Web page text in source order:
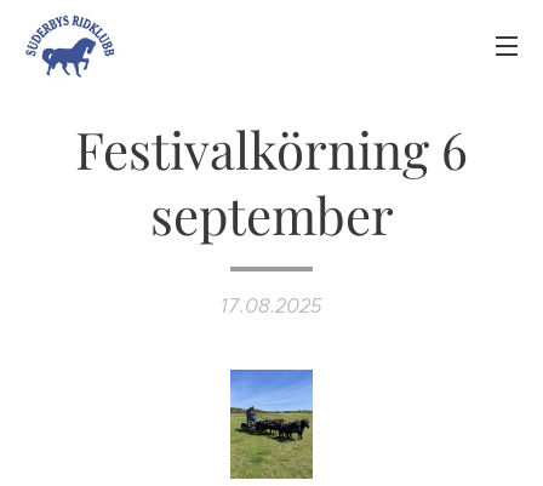
Festivalkörning 6
september
17.08.2025